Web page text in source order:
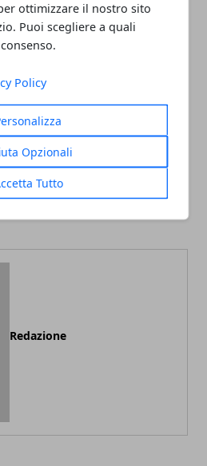
ottimizzare il nostro sito
Puoi scegliere a quali
Policy
Opzionali
Tutto
Articolo Successivo
Redazione